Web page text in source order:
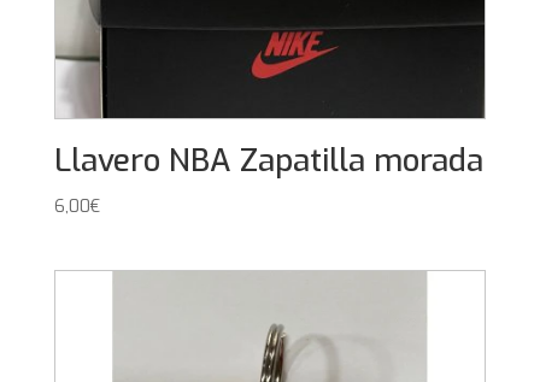
Llavero NBA Zapatilla morada
6,00€